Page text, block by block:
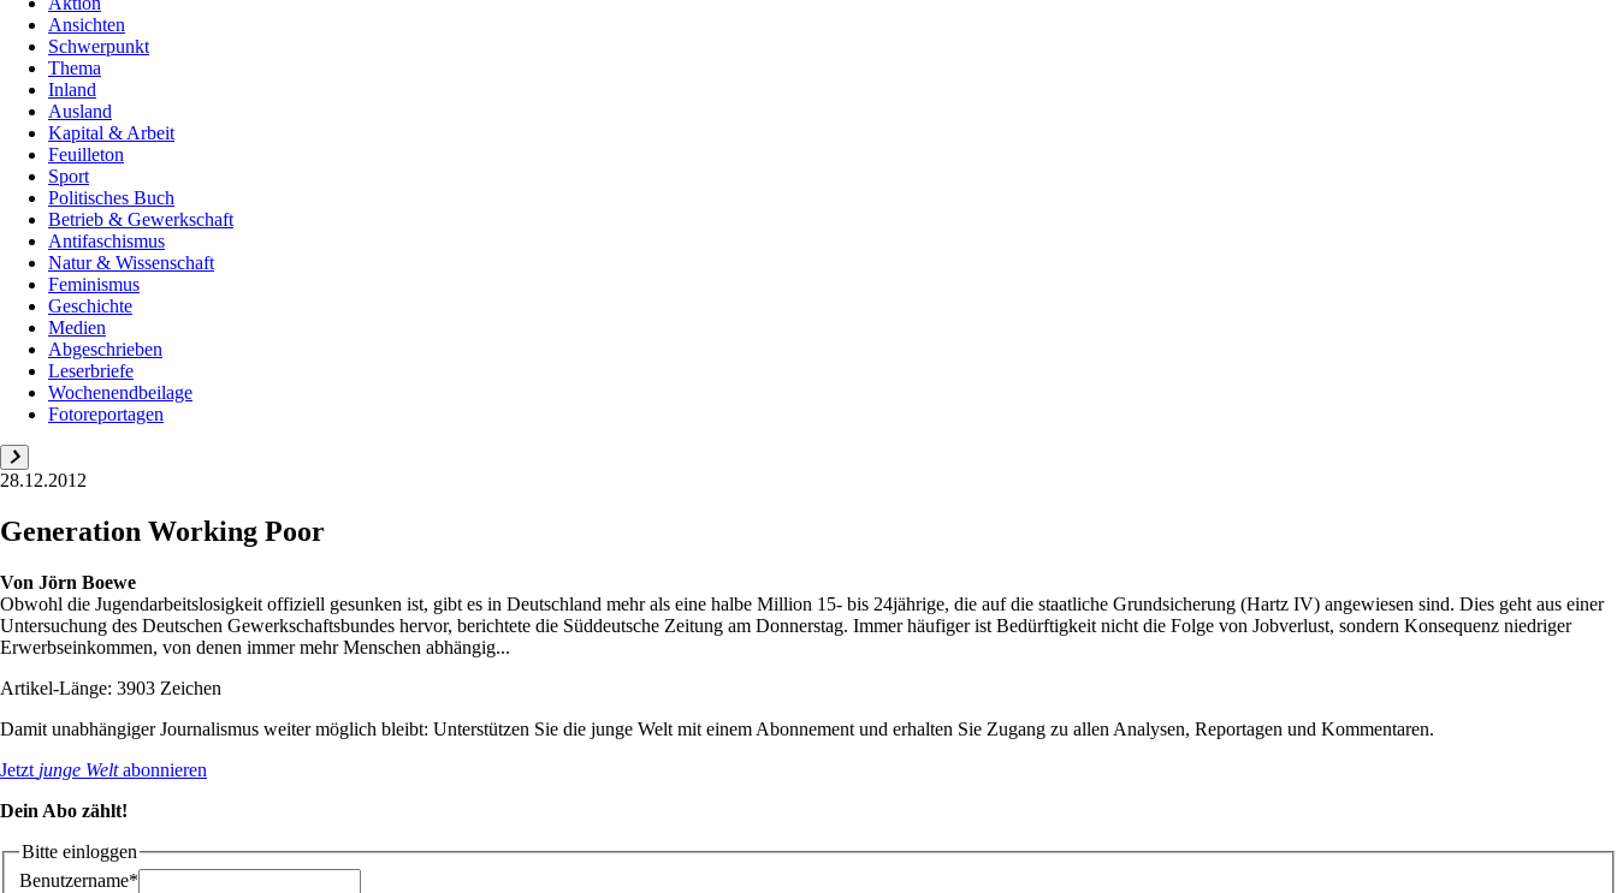
Ansichten
Schwerpunkt
Thema
Inland
Ausland
Kapital & Arbeit
Feuilleton
Sport
Politisches Buch
Betrieb & Gewerkschaft
Antifaschismus
Natur & Wissenschaft
Feminismus
Geschichte
Medien
Abgeschrieben
Leserbriefe
Wochenendbeilage
Fotoreportagen
28.12.2012
Generation Working Poor
Von Jörn Boewe
Obwohl die Jugendarbeitslosigkeit offiziell gesunken ist, gibt es in Deutschland mehr als eine halbe Million 15- bis 24jährige, die auf die staatliche Grundsicherung (Hartz IV) angewiesen sind. Dies geht aus einer
Untersuchung des Deutschen Gewerkschaftsbundes hervor, berichtete die Süddeutsche Zeitung am Donnerstag. Immer häufiger ist Bedürftigkeit nicht die Folge von Jobverlust, sondern Konsequenz niedriger
Erwerbseinkommen, von denen immer mehr Menschen abhängig...
Artikel-Länge: 3903 Zeichen
Damit unabhängiger Journalismus weiter möglich bleibt: Unterstützen Sie die junge Welt mit einem Abonnement und erhalten Sie Zugang zu allen Analysen, Reportagen und Kommentaren.
Jetzt junge Weltabonnieren
Dein Abo zählt!
Bitte einloggen
Benutzername*